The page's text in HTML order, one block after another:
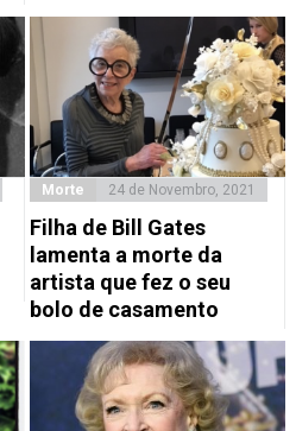
Morte 24 de Novembro, 2021
Filha de Bill Gates
lamenta a morte da
artista que fez o seu
bolo de casamento